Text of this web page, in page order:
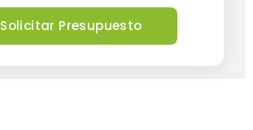
Solicitar Presupuesto